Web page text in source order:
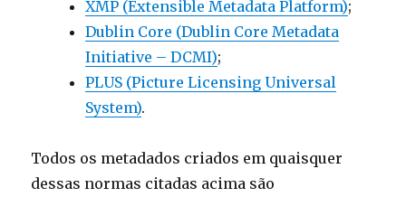
XMP (Extensible Metadata Platform);
Dublin Core (Dublin Core Metadata
Initiative – DCMI);
PLUS (Picture Licensing Universal
System).
Todos os metadados criados em quaisquer
dessas normas citadas acima são